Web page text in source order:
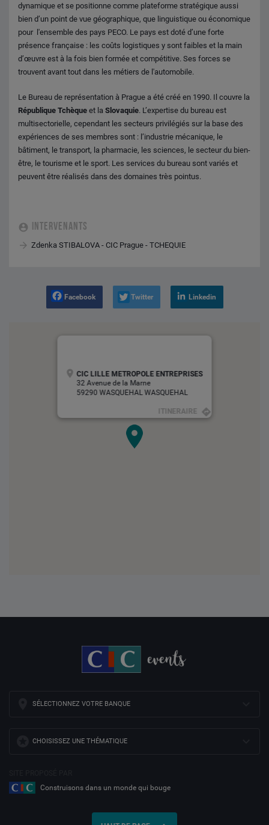
dynamique et se positionne comme plateforme stratégique aussi
bien d’un point de vue géographique, que linguistique ou économique
pour l'ensemble des pays PECO. Le pays est doté d’une forte
présence française : les coûts logistiques y sont faibles et la main
d’œuvre est à la fois bien formée et compétitive. Ses forces se
trouvent avant tout dans les métiers de l'automobile.
Le Bureau de représentation à Prague a été créé en 1990. Il couvre la
République Tchèque et la Slovaquie. L’expertise du bureau est
multisectorielle, cependant les secteurs privilégiés sur la base des
expériences de ses membres sont : l’industrie mécanique, le
bâtiment, le transport, la pharmacie, les sciences, le secteur du bien-
être, le tourisme et le sport. Les services du bureau sont variés et
peuvent être réalisés dans des domaines très pointus.
INTERVENANTS
Zdenka STIBALOVA - CIC Prague - TCHEQUIE
Facebook Twitter Linkedin
CIC LILLE METROPOLE ENTREPRISES
32 Avenue de la Marne
59290 WASQUEHAL WASQUEHAL
ITINERAIRE
SÉLECTIONNEZ VOTRE BANQUE
CHOISISSEZ UNE THÉMATIQUE
Construisons dans un monde qui bouge